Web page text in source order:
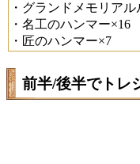
・グランドメモリア
・名工のハンマー×16
・匠のハンマー×7
前半/後半でトレ